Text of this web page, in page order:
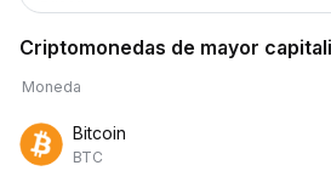
Criptomonedas de mayor
Moneda
Bitcoin
BTC